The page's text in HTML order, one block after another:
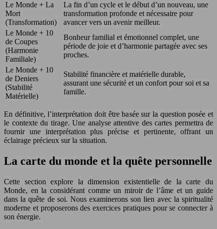
Le Monde + La
Mort
(Transformation)
La fin d’un cycle et le début d’un nouveau, une
transformation profonde et nécessaire pour
avancer vers un avenir meilleur.
Le Monde + 10
de Coupes
(Harmonie
Familiale)
Bonheur familial et émotionnel complet, une
période de joie et d’harmonie partagée avec ses
proches.
Le Monde + 10
de Deniers
(Stabilité
Matérielle)
Stabilité financière et matérielle durable,
assurant une sécurité et un confort pour soi et sa
famille.
En définitive, l’interprétation doit être basée sur la question posée et
le contexte du tirage. Une analyse attentive des cartes permettra de
fournir une interprétation plus précise et pertinente, offrant un
éclairage précieux sur la situation.
La carte du monde et la quête personnelle
Cette section explore la dimension existentielle de la carte du
Monde, en la considérant comme un miroir de l’âme et un guide
dans la quête de soi. Nous examinerons son lien avec la spiritualité
moderne et proposerons des exercices pratiques pour se connecter à
son énergie.